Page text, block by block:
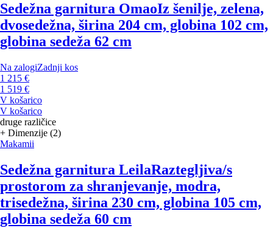
Sedežna garnitura OmaoIz šenilje, zelena,
dvosedežna, širina 204 cm, globina 102 cm,
globina sedeža 62 cm
Na zalogiZadnji kos
1 215 €
1 519 €
V košarico
V košarico
druge različice
+ Dimenzije (2)
Makamii
Sedežna garnitura LeilaRaztegljiva/s
prostorom za shranjevanje, modra,
trisedežna, širina 230 cm, globina 105 cm,
globina sedeža 60 cm